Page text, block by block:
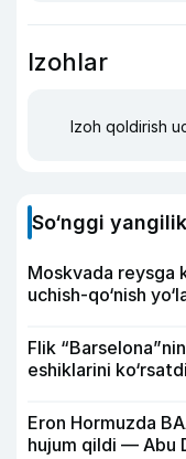
Izohlar
Izoh qoldirish
So‘nggi
Moskvada reysga
uchish-qo‘nish
Flik
eshiklarini ko‘rsatdi
Eron Hormuzda
hujum qildi — Abu